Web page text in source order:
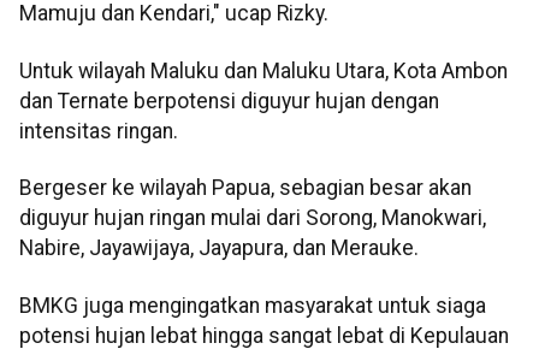
Mamuju dan Kendari," ucap Rizky.
Untuk wilayah Maluku dan Maluku Utara, Kota Ambon
dan Ternate berpotensi diguyur hujan dengan
intensitas ringan.
Bergeser ke wilayah Papua, sebagian besar akan
diguyur hujan ringan mulai dari Sorong, Manokwari,
Nabire, Jayawijaya, Jayapura, dan Merauke.
BMKG juga mengingatkan masyarakat untuk siaga
potensi hujan lebat hingga sangat lebat di Kepulauan